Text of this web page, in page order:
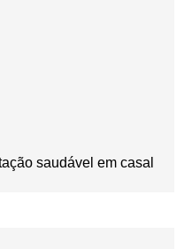
saudável em casal